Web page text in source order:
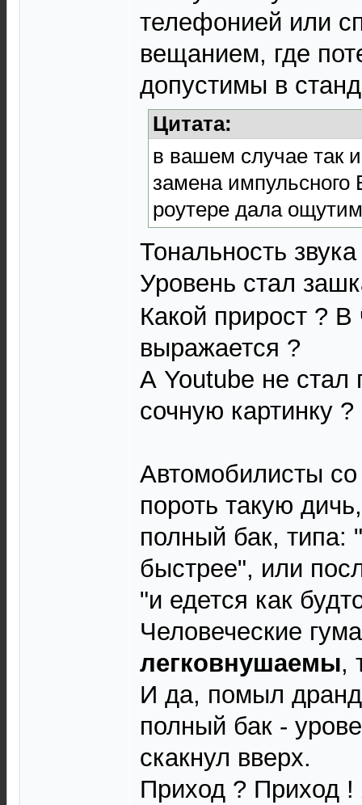
телефонией или
вещанием, где
допустимы в
Цитата:
в вашем случае так
замена
роутере дала
Тональность
Уровень стал
Какой прирост ?
выражается ?
А Youtube не стал
сочную картинку ?
Автомобилисты
пороть такую
полный бак, типа:
быстрее", или
"и едется как
Человеческие
легковнушаемы,
И да, помыл
полный бак -
скакнул вверх.
Приход ? Приход !